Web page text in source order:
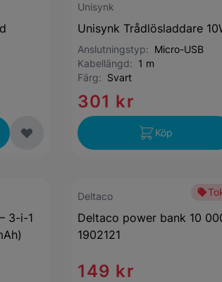
Unisynk
Unisynk Trådlösladdare
Anslutningstyp: Micro-USB
Kabellängd: 1 m
Färg: Svart
301 kr
Köp
3-i-1
Deltaco
Deltaco power bank 10
1902121
149 kr